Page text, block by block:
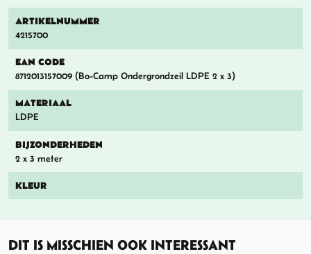
ARTIKELNUMMER
4215700
EAN CODE
8712013157009 (Bo-Camp Ondergrondzeil LDPE 2 x 3)
MATERIAAL
LDPE
BIJZONDERHEDEN
2 x 3 meter
KLEUR
DIT IS MISSCHIEN OOK INTERESSANT